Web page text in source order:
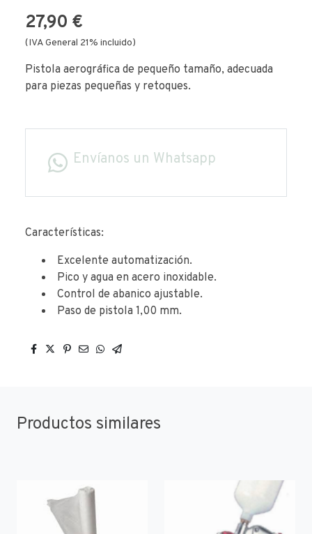
27,90 €
(IVA General 21% incluido)
Pistola aerográfica de pequeño tamaño, adecuada
para piezas pequeñas y retoques.
Envíanos un Whatsapp
Características:
Excelente automatización.
Pico y agua en acero inoxidable.
Control de abanico ajustable.
Paso de pistola 1,00 mm.
Productos similares